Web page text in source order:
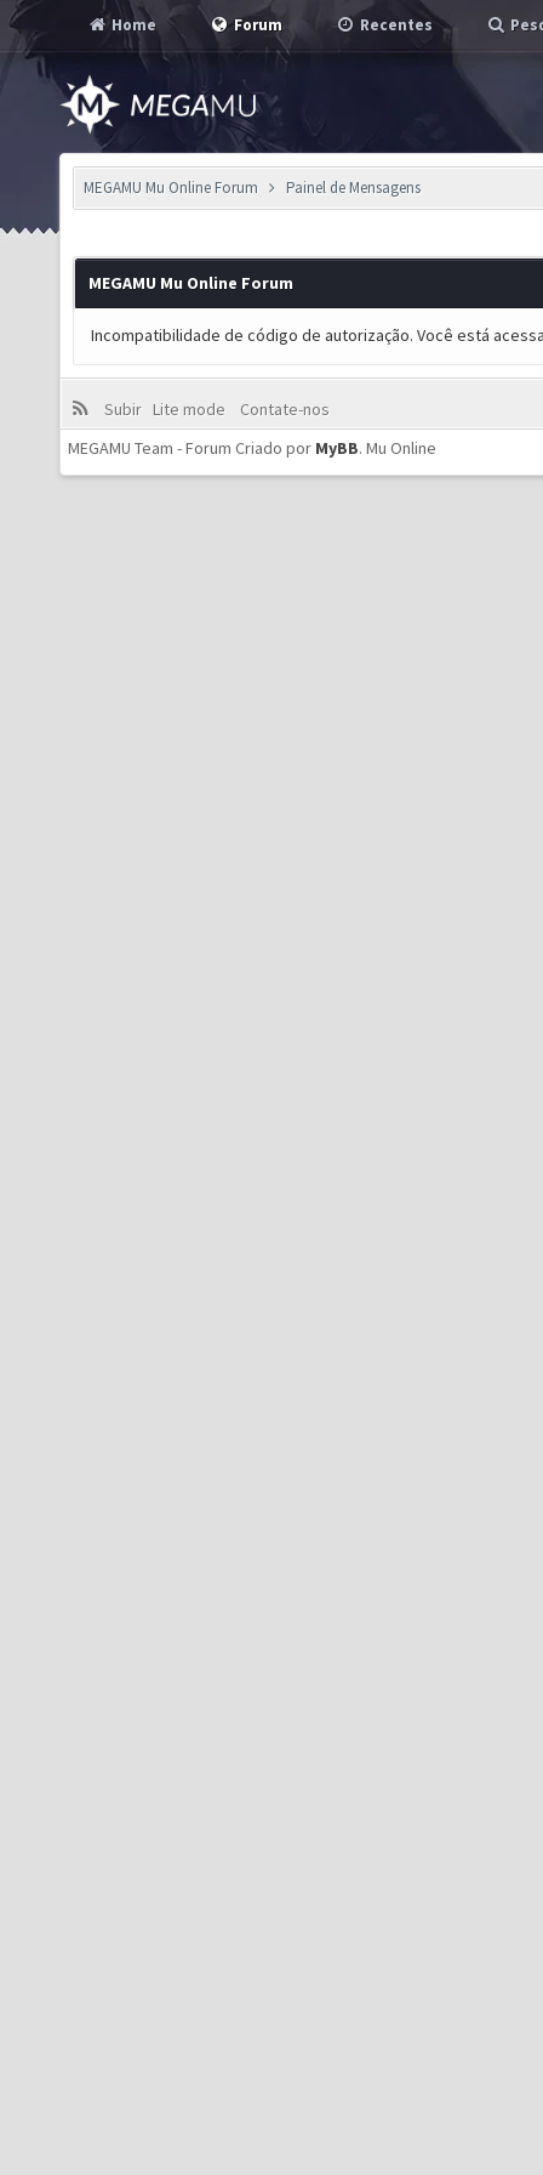
Home Forum Recentes
MEGAMU Mu Online Forum Painel de Mensagens
MEGAMU Mu Online Forum
Incompatibilidade de código de autorização. Você está
Subir Lite mode
Contate-nos
MEGAMU Team - Forum Criado por MyBB. Mu Online